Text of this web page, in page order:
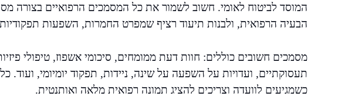
המוסד לביטוח לאומי. חשוב לשמור את כל המסמכים הרפואיים בצורה
הבעיה הרפואית, ולבנות תיעוד רציף שמפרט החמרות, השפעות תפקודיות
מסמכים חשובים כוללים: חוות דעת ממומחים, סיכומי אשפוז, טיפולי
תעסוקתיים, ועדויות על השפעה על שינה, ניידות, תפקוד יומיומי,
כשמגיעים לוועדה וצריכים להציג תמונה רפואית מלאה ואותנטית.